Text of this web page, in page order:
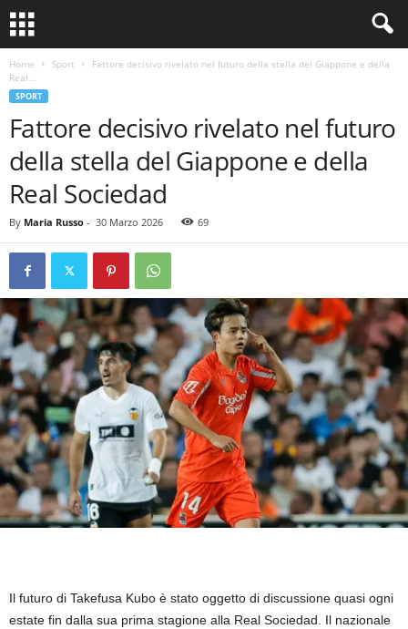
Home Sport
Fattore decisivo rivelato nel futuro della stella del Giappone e della
Real...
SPORT
Fattore decisivo rivelato nel futuro
della stella del Giappone e della
Real Sociedad
By Maria Russo - 30 Marzo 2026 69
Il futuro di Takefusa Kubo è stato oggetto di discussione quasi ogni
estate fin dalla sua prima stagione alla Real Sociedad. Il nazionale